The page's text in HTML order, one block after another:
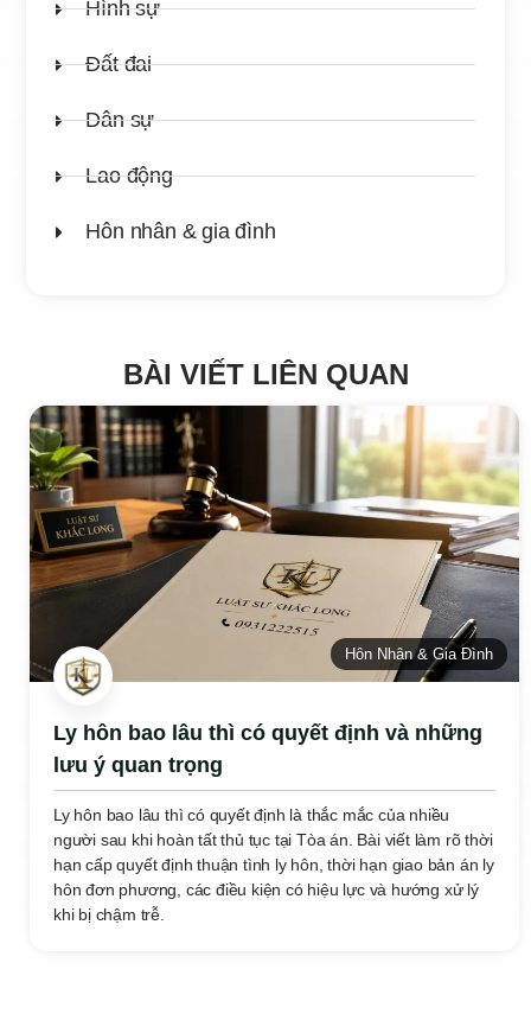
Hình sự
Đất đai
Dân sự
Lao động
Hôn nhân & gia đình
BÀI VIẾT LIÊN QUAN
Hôn Nhân & Gia Đình
Ly hôn bao lâu thì có quyết định và những
lưu ý quan trọng
Ly hôn bao lâu thì có quyết định là thắc mắc của nhiều
người sau khi hoàn tất thủ tục tại Tòa án. Bài viết làm rõ thời
hạn cấp quyết định thuận tình ly hôn, thời hạn giao bản án ly
hôn đơn phương, các điều kiện có hiệu lực và hướng xử lý
khi bị chậm trễ.